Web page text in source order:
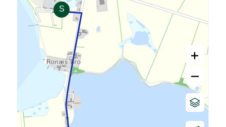
+
–